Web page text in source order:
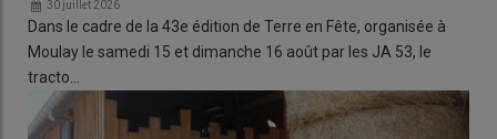
30 juillet 2026
Dans le cadre de la 43e édition de Terre en Fête, organisée à
Moulay le samedi 15 et dimanche 16 août par les JA 53, le
tracto…